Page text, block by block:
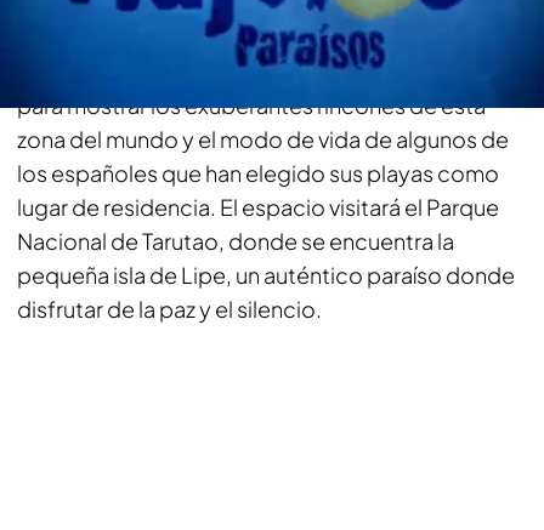
El equipo del programa se traslada hasta el Mar de
Andamán, que baña la costa oeste de Tailandia,
para mostrar los exuberantes rincones de esta
zona del mundo y el modo de vida de algunos de
los españoles que han elegido sus playas como
lugar de residencia. El espacio visitará el Parque
Nacional de Tarutao, donde se encuentra la
pequeña isla de Lipe, un auténtico paraíso donde
disfrutar de la paz y el silencio.